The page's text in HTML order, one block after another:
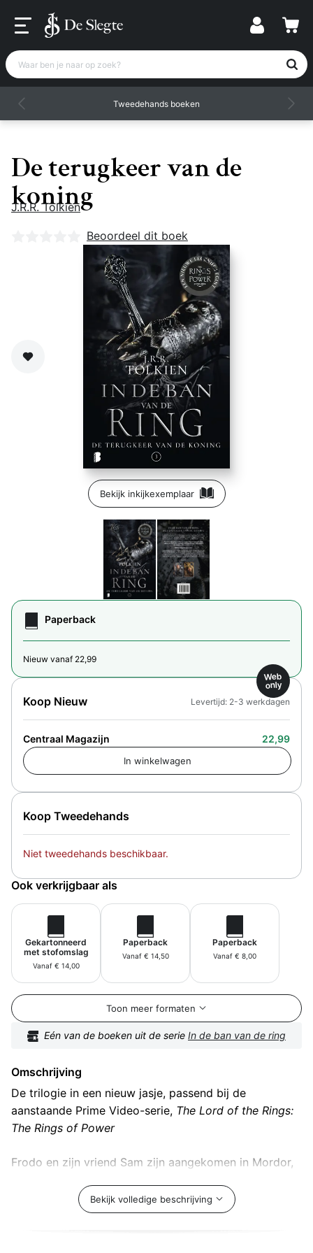
Waar ben je naar op zoek?
Tweedehands boeken
De terugkeer van de
koning
J.R.R. Tolkien
Nog geen beoordelingen
Beoordeel dit boek
Zet op verlanglijst
Bekijk inkijkexemplaar
Paperback
Nieuw vanaf 22,99
Koop Tweedehands
Niet tweedehands beschikbaar.
Koop Nieuw
Web
only
Centraal Magazijn 22,99
Levertijd: 2-3 werkdagen
Ook verkrijgbaar als
Gekartonneerd
met stofomslag
Vanaf € 14,00
Paperback
Vanaf € 14,50
Paperback
Vanaf € 8,00
Toon meer formaten
Eén van de boeken uit de serie In de ban van de ring
Omschrijving
De trilogie in een nieuw jasje, passend bij de
aanstaande Prime Video-serie, The Lord of the Rings:
The Rings of Power
Frodo en zijn vriend Sam zijn aangekomen in Mordor,
oog van Sauron het laatste deel van de
lotsbestemming van de Ring proberen te vervullen.
Bekijk volledige beschrijving